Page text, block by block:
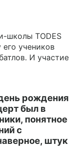
школы TODES
учеников
И участие
рождения
был в
понятное
с
штук